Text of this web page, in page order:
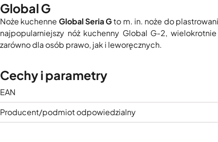
Global G
Noże kuchenne Global Seria Gto m. in. noże do
najpopularniejszy nóż kuchenny Global G-2,
zarówno dla osób prawo, jak i leworęcznych.
Cechy i parametry
EAN
Producent/podmiot odpowiedzialny